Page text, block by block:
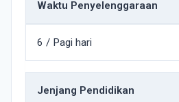
Waktu Penyelenggaraan
6 / Pagi hari
Jenjang Pendidikan